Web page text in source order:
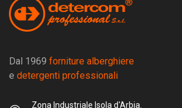
Dal 1969 forniture alberghiere
e detergenti professionali
Zona Industriale Isola d'Arbia.